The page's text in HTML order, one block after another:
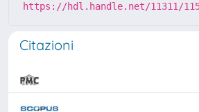
https://hdl.handle.net/11311/
Citazioni